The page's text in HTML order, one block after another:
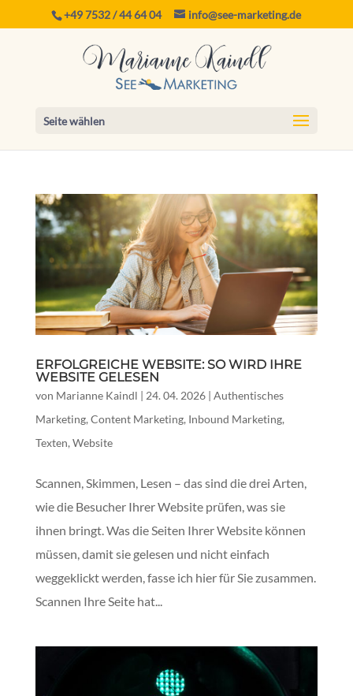
+49 7532 / 44 64 04 info@see-marketing.de
Seite wählen
ERFOLGREICHE WEBSITE: SO WIRD IHRE
WEBSITE GELESEN
von Marianne Kaindl | 24. 04. 2026| Authentisches
Marketing, Content Marketing, Inbound Marketing,
Texten, Website
Scannen, Skimmen, Lesen – das sind die drei Arten,
wie die Besucher Ihrer Website prüfen, was sie
ihnen bringt. Was die Seiten Ihrer Website können
müssen, damit sie gelesen und nicht einfach
weggeklickt werden, fasse ich hier für Sie zusammen.
Scannen Ihre Seite hat...